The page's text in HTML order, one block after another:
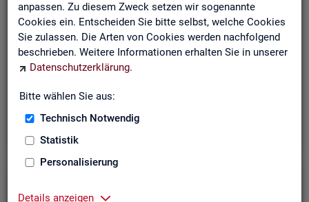
anpassen. Zu diesem Zweck setzen wir sogenannte
Cookies ein. Entscheiden Sie bitte selbst, welche Cookies
Sie zulassen. Die Arten von Cookies werden nachfolgend
beschrieben. Weitere Informationen erhalten Sie in unserer
Datenschutzerklärung.
Bitte wählen Sie aus:
Technisch Notwendig
Statistik
Personalisierung
Details anzeigen
Ge­set­ze und Ver­ord­nun­gen
Die Gesetze und Verordnungen, die der Arbeit der
Statistik der BA zugrunde liegen, finden Sie hier.